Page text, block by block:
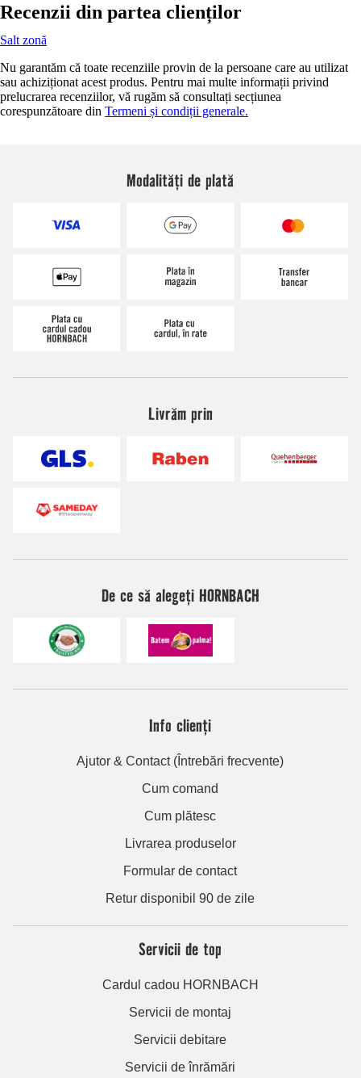
Recenzii din partea clienților
Salt zonă
Nu garantăm că toate recenziile provin de la persoane care au utilizat
sau achiziționat acest produs. Pentru mai multe informații privind
prelucrarea recenziilor, vă rugăm să consultați secțiunea
corespunzătoare din Termeni și condiții generale.
Modalități de plată
Livrăm prin
De ce să alegeți HORNBACH
Info clienți
Ajutor & Contact (Întrebări frecvente)
Cum comand
Cum plătesc
Livrarea produselor
Formular de contact
Retur disponibil 90 de zile
Servicii de top
Cardul cadou HORNBACH
Servicii de montaj
Servicii debitare
Servicii de înrămări